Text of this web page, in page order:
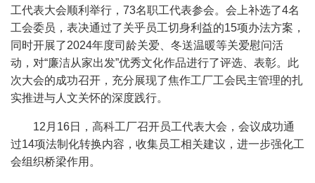
工代表大会顺利举行，73名职工代表参会。会上补选了4名
工会委员，表决通过了关乎员工切身利益的15项办法方案，
同时开展了2024年度司龄关爱、冬送温暖等关爱慰问活
动，对“廉洁从家出发”优秀文化作品进行了评选、表彰。此
次大会的成功召开，充分展现了焦作工厂工会民主管理的扎
实推进与人文关怀的深度践行。
12月16日，高科工厂召开员工代表大会，会议成功通
过14项法制化转换内容，收集员工相关建议，进一步强化工
会组织桥梁作用。